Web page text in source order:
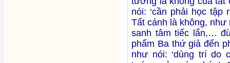
nói: ‘cần phải học tập
Tất cánh là không, như
sanh tâm tiếc lẩn,…
phẩm Ba thứ giả đến
như nói: ‘dùng trí do